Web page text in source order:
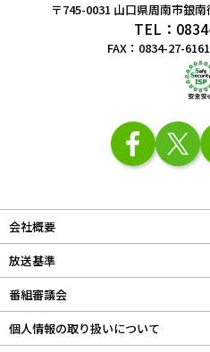
〒745-0031 山口県周南市銀
TEL：
FAX：0834-27-
会社概要
放送基準
番組審議会
個人情報の取り扱いについて